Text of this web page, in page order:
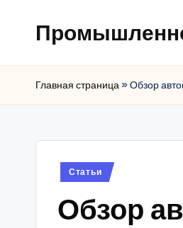
Главная страница»Обзор
Posted
Статьи
Обзор